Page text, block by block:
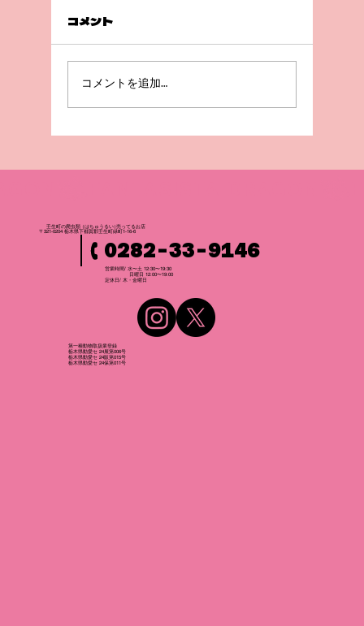
急成長😲！
コメント
コメントを追加…
壬生町の爬虫類（はちゅうるい）売ってるお店
〒321-0204 栃木県下都賀郡壬生町緑町1-16-6
0282-33-9146
営業時間/ 水〜土 12:30〜19:30
日曜日 12:00〜19:00
​定休日/ 木・金曜日
第一種動物取扱業登録
栃木県動愛セ 24展第006号
栃木県動愛セ 24販第015号
栃木県動愛セ 24保第011号